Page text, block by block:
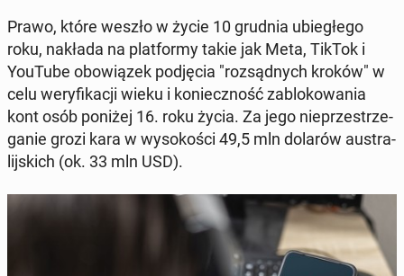
Prawo, które weszło w życie 10 grudnia ubie­głe­go
roku, nakłada na plat­for­my takie jak Meta, TikTok i
YouTube obo­wią­zek pod­ję­cia "roz­sąd­nych kroków" w
celu we­ry­fi­ka­cji wieku i ko­niecz­ność za­blo­ko­wa­nia
kont osób poniżej 16. roku życia. Za jego nie­prze­strze­
ga­nie grozi kara w wy­so­ko­ści 49,5 mln dolarów au­stra­
lij­skich (ok. 33 mln USD).